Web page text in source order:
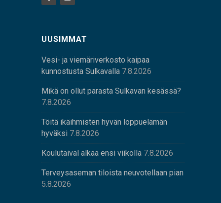
UUSIMMAT
Vesi- ja viemäriverkosto kaipaa
kunnostusta Sulkavalla 7.8.2026
Mikä on ollut parasta Sulkavan kesässä?
7.8.2026
Töitä ikäihmisten hyvän loppuelämän
hyväksi 7.8.2026
Koulutaival alkaa ensi viikolla 7.8.2026
Terveysaseman tiloista neuvotellaan pian
5.8.2026